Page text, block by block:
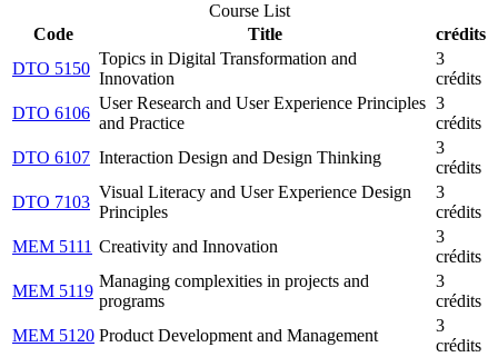
Course List
Code
Title
crédits
DTO 5150
Topics in Digital Transformation and
Innovation
3
crédits
DTO 6106
User Research and User Experience Principles
and Practice
3
crédits
DTO 6107 Interaction Design and Design Thinking
3
crédits
DTO 7103
Visual Literacy and User Experience Design
Principles
3
crédits
MEM 5111 Creativity and Innovation
3
crédits
MEM 5119
Managing complexities in projects and
programs
3
crédits
MEM 5120 Product Development and Management
3
crédits